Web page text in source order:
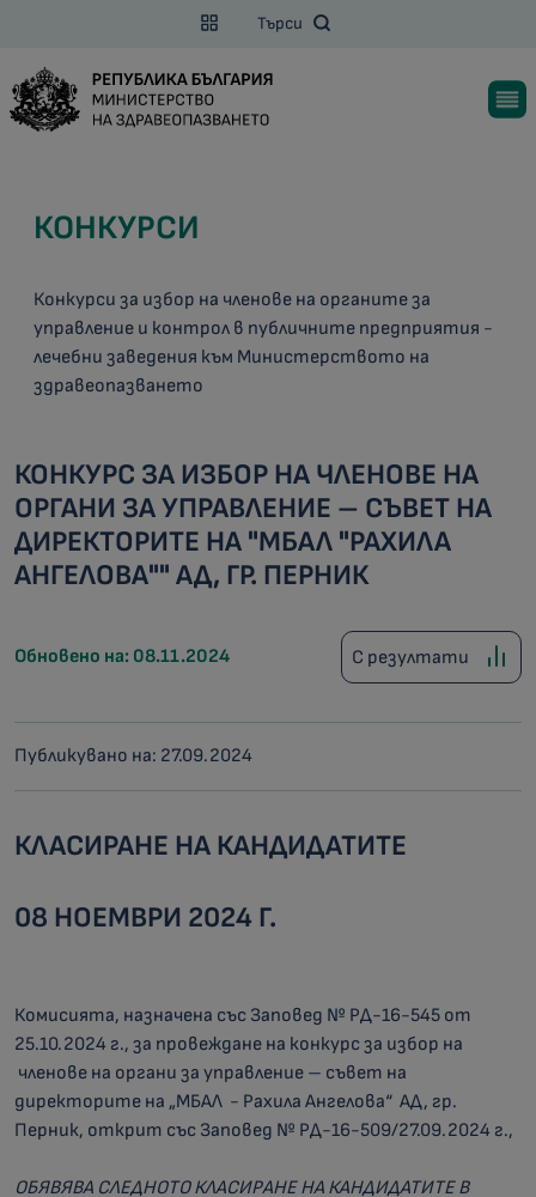
Търси
КОНКУРСИ
Конкурси за избор на членове на органите за
управление и контрол в публичните предприятия -
лечебни заведения към Министерството на
здравеопазването
КОНКУРС ЗА ИЗБОР НА ЧЛЕНОВЕ НА
ОРГАНИ ЗА УПРАВЛЕНИЕ – СЪВЕТ НА
ДИРЕКТОРИТЕ НА "МБАЛ "РАХИЛА
АНГЕЛОВА"" АД, ГР. ПЕРНИК
Обновено на: 08.11.2024 С резултати
Публикувано на: 27.09.2024
КЛАСИРАНЕ НА КАНДИДАТИТЕ
08 НОЕМВРИ 2024 Г.
Комисията, назначена със Заповед № РД-16-545 от
25.10.2024 г., за провеждане на конкурс за избор на
членове на органи за управление – съвет на
директорите на „МБАЛ - Рахила Ангелова“ АД, гр.
Перник, открит със Заповед № РД-16-509/27.09.2024 г.,
ОБЯВЯВА СЛЕДНОТО КЛАСИРАНЕ НА КАНДИДАТИТЕ В